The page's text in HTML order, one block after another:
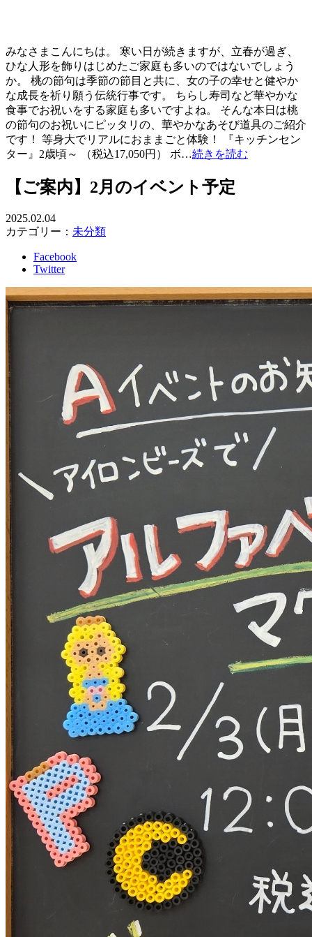
みなさまこんにちは。 寒い日が続きますが、立春が過ぎ、
ひな人形を飾りはじめたご家庭も多いのではないでしょう
か。 桃の節句は季節の節目と共に、女の子の幸せと健やか
な成長を祈り願う伝統行事です。 ちらし寿司など華やかな
食事でお祝いをする家庭も多いですよね。 そんな本日は桃
の節句のお祝いにピッタリの、華やかなあそび道具のご紹介
です！ 等身大でリアルにおままごと体験！ 『キッチンセン
ター』2歳頃～ （税込17,050円） ボ…続きを読む
【ご案内】2月のイベント予定
2025.02.04
カテゴリー： 未分類
Facebook
Twitter